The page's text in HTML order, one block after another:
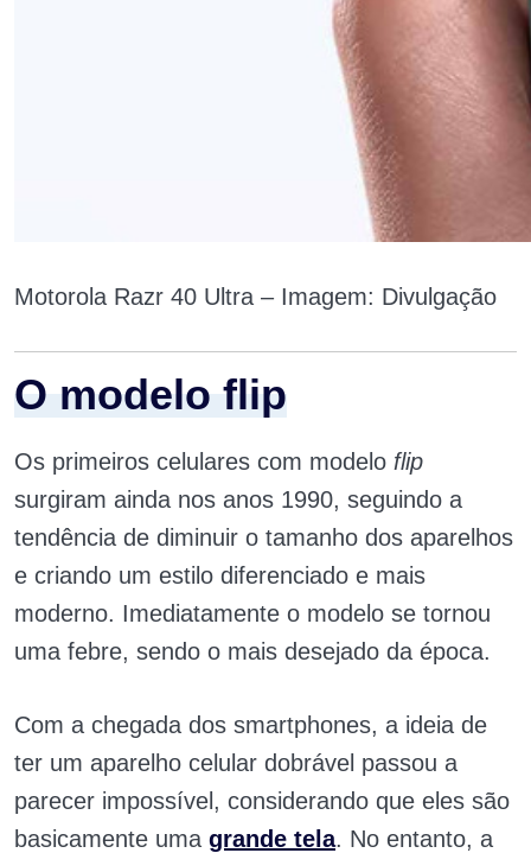
Motorola Razr 40 Ultra – Imagem: Divulgação
O modelo flip
Os primeiros celulares com modelo flip
surgiram ainda nos anos 1990, seguindo a
tendência de diminuir o tamanho dos aparelhos
e criando um estilo diferenciado e mais
moderno. Imediatamente o modelo se tornou
uma febre, sendo o mais desejado da época.
Com a chegada dos smartphones, a ideia de
ter um aparelho celular dobrável passou a
parecer impossível, considerando que eles são
basicamente uma grande tela. No entanto, a